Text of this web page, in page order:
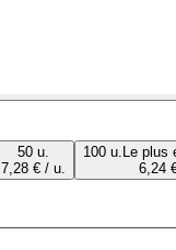
50 u.
7,28 € / u.
100 u. Le plus
6,24